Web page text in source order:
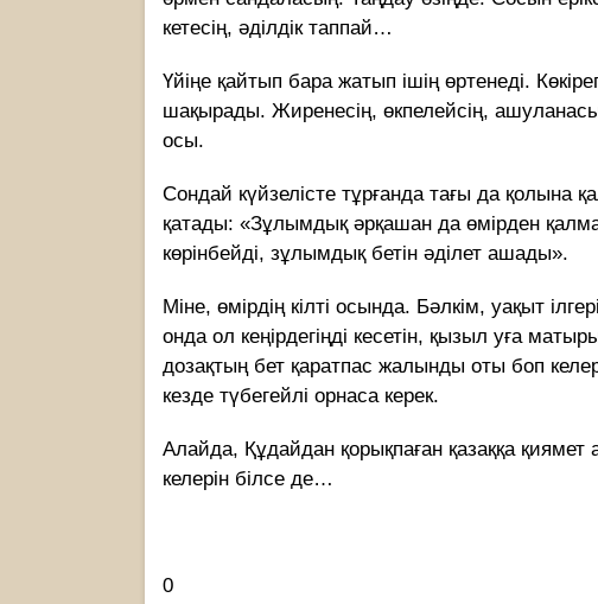
кетесің, әділдік таппай…
Үйіңе қайтып бара жатып ішің өртенеді.
шақырады. Жиренесің, өкпелейсің,
осы.
Сондай күйзелісте тұрғанда тағы да қолына
қатады: «Зұлымдық әрқашан да өмірден
көрінбейді, зұлымдық бетін әділет ашады».
Міне, өмірдің кілті осында. Бәлкім, уақыт
онда ол кеңірдегіңді кесетін, қызыл уға
дозақтың бет қаратпас жалынды оты боп
кезде түбегейлі орнаса керек.
Алайда, Құдайдан қорықпаған қазаққа қиямет
келерін білсе де…
0